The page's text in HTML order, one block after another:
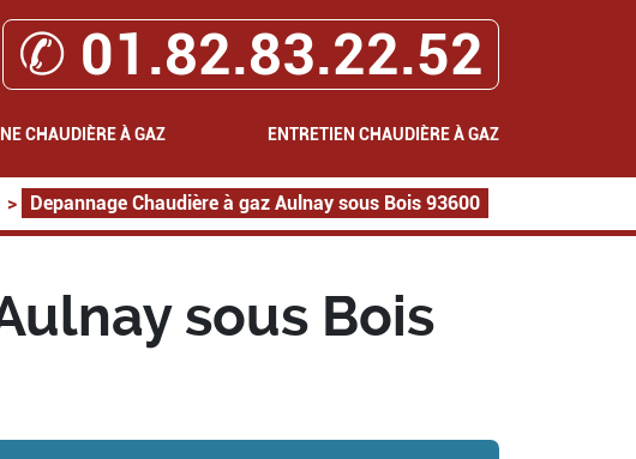
✆ 01.82.83.22.52
CHAUDIÈRE À GAZ ENTRETIEN CHAUDIÈRE À GAZ
> Depannage Chaudière à gaz Aulnay sous Bois 93600
sous Bois